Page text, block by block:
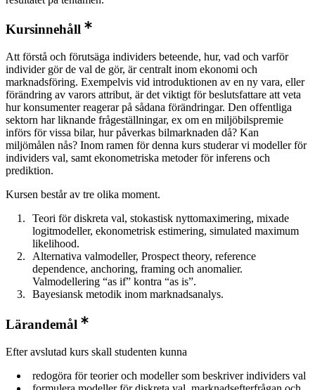
Kursinnehåll
Att förstå och förutsäga individers beteende, hur, vad och varför
individer gör de val de gör, är centralt inom ekonomi och
marknadsföring. Exempelvis vid introduktionen av en ny vara, eller
förändring av varors attribut, är det viktigt för beslutsfattare att veta
hur konsumenter reagerar på sådana förändringar. Den offentliga
sektorn har liknande frågeställningar, ex om en miljöbilspremie
införs för vissa bilar, hur påverkas bilmarknaden då? Kan
miljömålen nås? Inom ramen för denna kurs studerar vi modeller för
individers val, samt ekonometriska metoder för inferens och
prediktion.
Kursen består av tre olika moment.
Teori för diskreta val, stokastisk nyttomaximering, mixade
logitmodeller, ekonometrisk estimering, simulated maximum
likelihood.
Alternativa valmodeller, Prospect theory, reference
dependence, anchoring, framing och anomalier.
Valmodellering “as if” kontra “as is”.
Bayesiansk metodik inom marknadsanalys.
Lärandemål
Efter avslutad kurs skall studenten kunna
redogöra för teorier och modeller som beskriver individers val